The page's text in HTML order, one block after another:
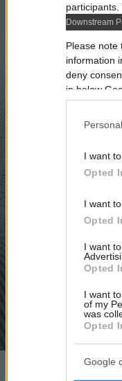
Downstream
Please note
information
deny
in below
I want
Opted
I want
Opted
I want
Opted
I want
of my
was
Opted
Google